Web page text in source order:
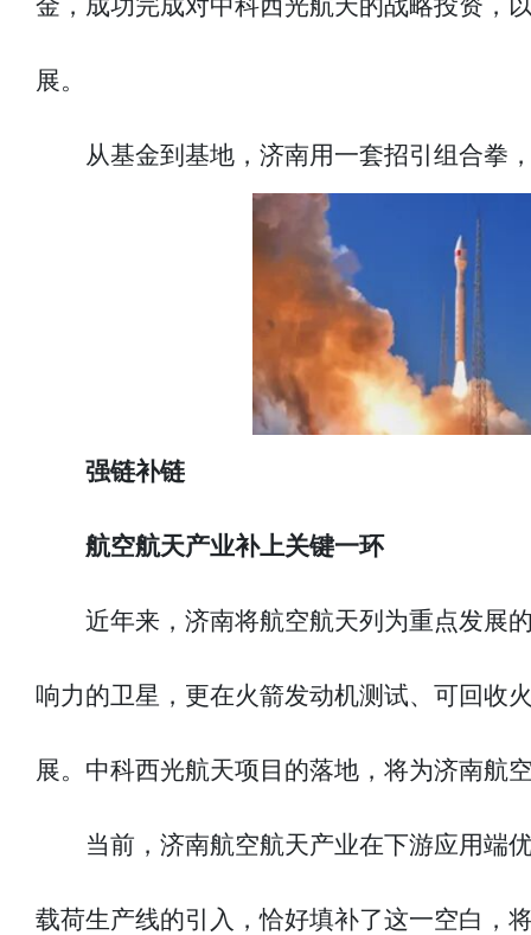
金，成功完成对中科西光航天的战略投资，
展。
从基金到基地，济南用一套招引组合拳
强链补链
航空航天产业补上关键一环
近年来，济南将航空航天列为重点发展
响力的卫星，更在火箭发动机测试、可回收
展。中科西光航天项目的落地，将为济南航
当前，济南航空航天产业在下游应用端
载荷生产线的引入，恰好填补了这一空白，